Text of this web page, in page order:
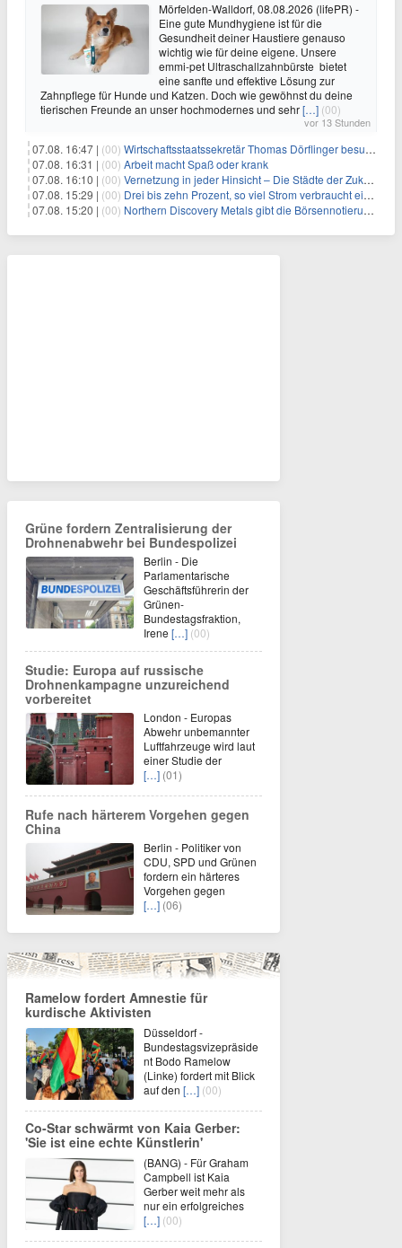
Mörfelden-Walldorf, 08.08.2026 (lifePR) -
Eine gute Mundhygiene ist für die
Gesundheit deiner Haustiere genauso
wichtig wie für deine eigene. Unsere
emmi-pet Ultraschallzahnbürste bietet
eine sanfte und effektive Lösung zur
Zahnpflege für Hunde und Katzen. Doch wie gewöhnst du deine
tierischen Freunde an unser hochmodernes und sehr[…] (00)
vor 13 Stunden
07.08. 16:47 | (00) Wirtschaftsstaatssekretär Thomas Dörflinger besucht Handwerksbetrieb im Kammerbezirk Freiburg
07.08. 16:31 | (00) Arbeit macht Spaß oder krank
07.08. 16:10 | (00) Vernetzung in jeder Hinsicht – Die Städte der Zukunft sind grün-blau
07.08. 15:29 | (00) Drei bis zehn Prozent, so viel Strom verbraucht ein Aufzug im Gebäude
07.08. 15:20 | (00) Northern Discovery Metals gibt die Börsennotierung an der Frankfurter Wertpapierbörse bekannt
Grüne fordern Zentralisierung der
Drohnenabwehr bei Bundespolizei
Berlin - Die
Parlamentarische
Geschäftsführerin der
Grünen-
Bundestagsfraktion,
Irene […] (00)
Studie: Europa auf russische
Drohnenkampagne unzureichend
vorbereitet
London - Europas
Abwehr unbemannter
Luftfahrzeuge wird laut
einer Studie der
[…] (01)
Rufe nach härterem Vorgehen gegen
China
Berlin - Politiker von
CDU, SPD und Grünen
fordern ein härteres
Vorgehen gegen
[…] (06)
Ramelow fordert Amnestie für
kurdische Aktivisten
Düsseldorf -
Bundestagsvizepräside
nt Bodo Ramelow
(Linke) fordert mit Blick
auf den […] (00)
Co-Star schwärmt von Kaia Gerber:
'Sie ist eine echte Künstlerin'
(BANG) - Für Graham
Campbell ist Kaia
Gerber weit mehr als
nur ein erfolgreiches
[…] (00)